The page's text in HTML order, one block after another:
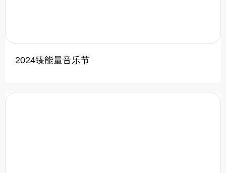
2024臻能量音乐节